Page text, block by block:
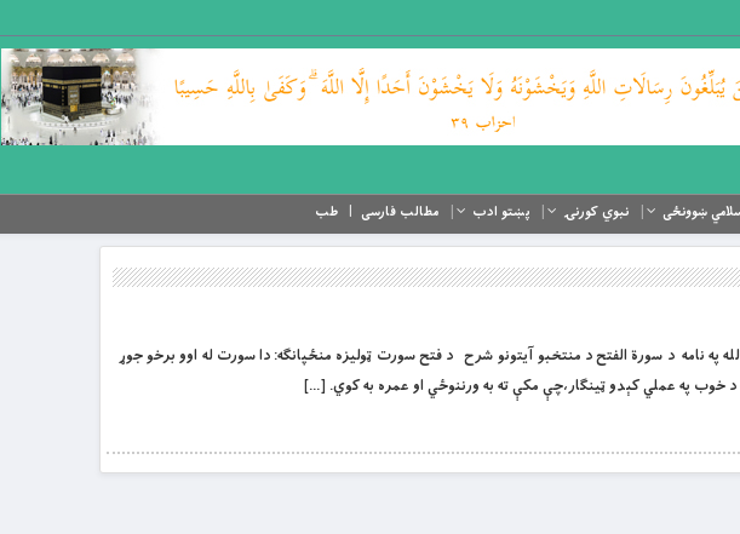
ښوونځی نبوي کورنۍ پښتو ادب مطالب فارسی طب
په نامه د سورة الفتح د منتخبو آیتونو شرح د فتح سورت ټوليزه منځپانګه: دا سورت له اوو برخو جوړ